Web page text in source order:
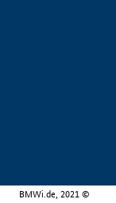
BMWi.de, 2021 ©